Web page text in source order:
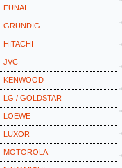
FUNAI
GRUNDIG
HITACHI
JVC
KENWOOD
LG / GOLDSTAR
LOEWE
LUXOR
MOTOROLA